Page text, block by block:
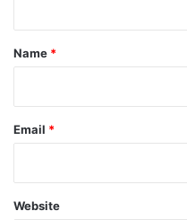
*
Name *
Email *
Website